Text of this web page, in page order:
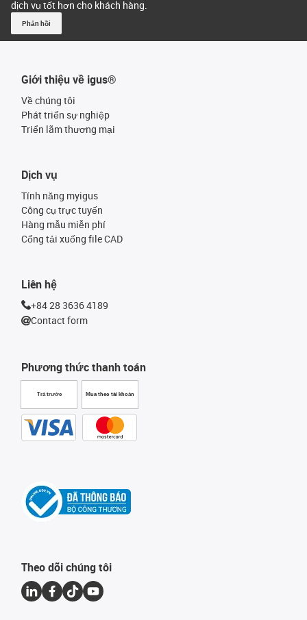
dịch vụ tốt hơn cho khách hàng.
Phản hồi
Giới thiệu về igus®
Về chúng tôi
Phát triển sự nghiệp
Triển lãm thương mại
Phương thức thanh toán
Trả trước Mua theo tài khoản
Dịch vụ
Tính năng myigus
Công cụ trực tuyến
Hàng mẫu miễn phí
Cổng tải xuống file CAD
Liên hệ
+84 28 3636 4189
Contact form
Theo dõi chúng tôi